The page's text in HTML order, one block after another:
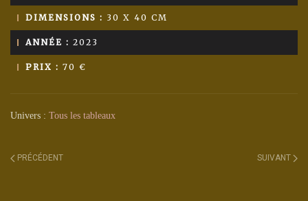
DIMENSIONS : 30 X 40 CM
ANNÉE : 2023
PRIX : 70 €
Univers : Tous les tableaux
PRÉCÉDENT SUIVANT